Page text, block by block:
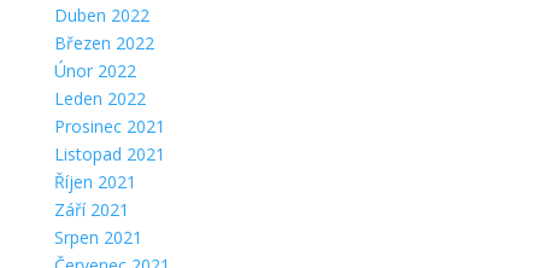
Duben 2022
Březen 2022
Únor 2022
Leden 2022
Prosinec 2021
Listopad 2021
Říjen 2021
Září 2021
Srpen 2021